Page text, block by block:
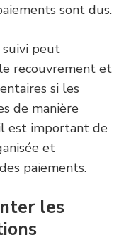
sont dus.
suivi peut
recouvrement et
si les
de manière
est important de
et
paiements.
les